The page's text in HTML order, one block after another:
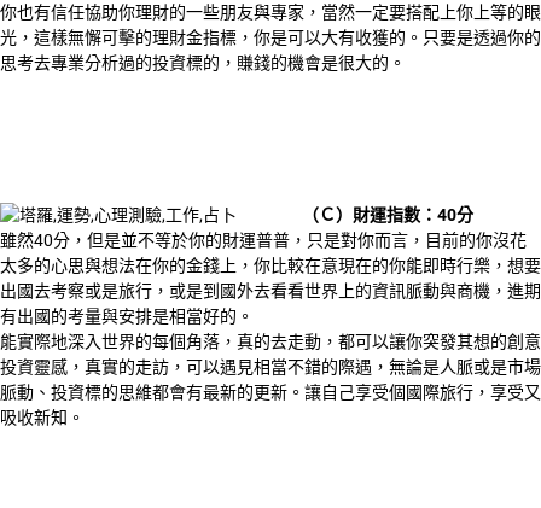
你也有信任協助你理財的一些朋友與專家，當然一定要搭配上你上等的眼
光，這樣無懈可擊的理財金指標，你是可以大有收獲的。只要是透過你的
思考去專業分析過的投資標的，賺錢的機會是很大的。
（Ｃ）財運指數：40分
雖然40分，但是並不等於你的財運普普，只是對你而言，目前的你沒花
太多的心思與想法在你的金錢上，你比較在意現在的你能即時行樂，想要
出國去考察或是旅行，或是到國外去看看世界上的資訊脈動與商機，進期
有出國的考量與安排是相當好的。
能實際地深入世界的每個角落，真的去走動，都可以讓你突發其想的創意
投資靈感，真實的走訪，可以遇見相當不錯的際遇，無論是人脈或是市場
脈動、投資標的思維都會有最新的更新。讓自己享受個國際旅行，享受又
吸收新知。